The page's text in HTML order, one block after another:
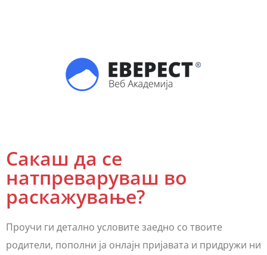
Сакаш да се
натпреваруваш во
раскажување?
Проучи ги детално условите заедно со твоите
родители, пополни ја онлајн пријавата и придружи ни